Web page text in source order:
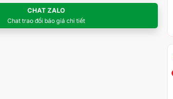
CHAT ZALO
Chat trao đổi báo giá chi tiết